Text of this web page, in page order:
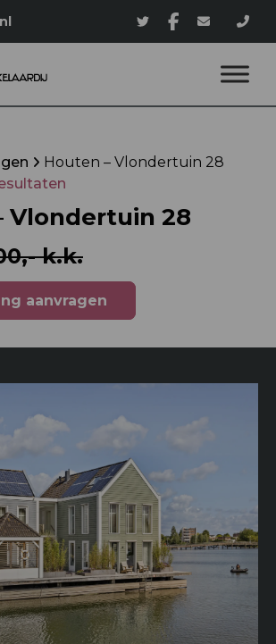
Houten – Vlondertuin 28
Vlondertuin 28
k.k.
aanvragen